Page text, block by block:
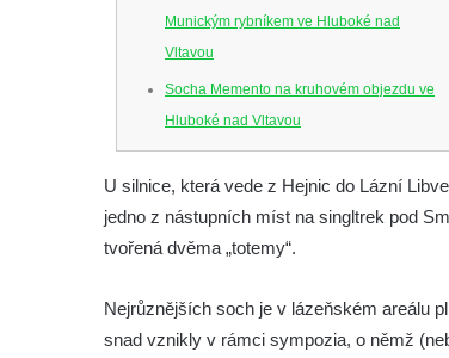
Munickým rybníkem ve Hluboké nad
Vltavou
Socha Memento na kruhovém objezdu ve
Hluboké nad Vltavou
Socha Chalikotérium v ZOO Hluboká
Socha Smilodon v ZOO Hluboká
Socha Veledaněk v ZOO Hluboká
Socha Plejtvák obrovský v ZOO Hluboká
Socha Medvěd jeskynní v ZOO Hluboká
U silnice, která vede z Hejnic do Lázní
jedno z nástupních míst na singltrek pod
tvořená dvěma „totemy“.
Nejrůznějších soch je v lázeňském areálu
snad vznikly v rámci sympozia, o němž